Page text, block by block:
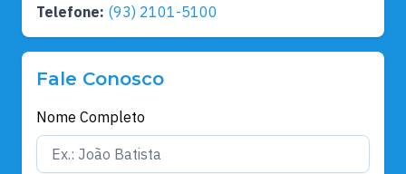
Telefone: (93) 2101-5100
Fale Conosco
Nome Completo